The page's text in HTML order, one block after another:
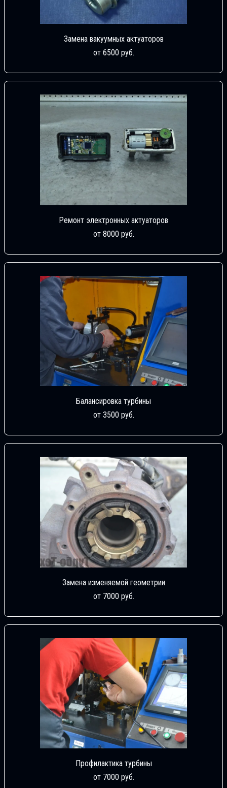
Замена вакуумных актуаторов
от 6500 руб.
Ремонт электронных актуаторов
от 8000 руб.
Балансировка турбины
от 3500 руб.
Замена изменяемой геометрии
от 7000 руб.
Профилактика турбины
от 7000 руб.